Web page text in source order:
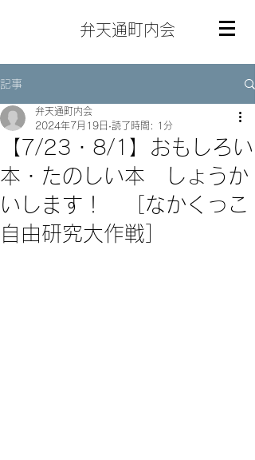
弁天通町内会
記事
【7/23・8/1】おもしろい
本・たのしい本 しょうか
いします！ ［なかくっこ
自由研究大作戦］
弁天通町内会
2024年7月19日 読了時間: 1分